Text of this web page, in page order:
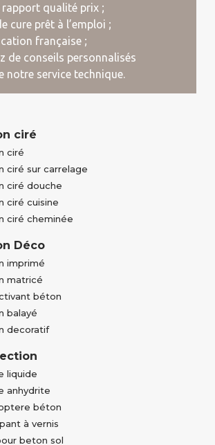
rapport qualité prix ;
cure prêt à l’emploi ;
française ;
de conseils personnalisés
notre service technique.
ciré
ciré
ciré sur carrelage
ciré douche
ciré cuisine
ciré cheminée
Déco
imprimé
matricé
béton
balayé
decoratif
liquide
anhydrite
béton
à vernis
beton sol